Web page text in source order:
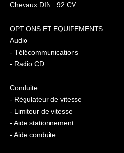
Chevaux DIN : 92 CV
OPTIONS ET EQUIPEMENTS :
Audio
- Télécommunications
- Radio CD
Conduite
- Régulateur de vitesse
- Limiteur de vitesse
- Aide stationnement
- Aide conduite